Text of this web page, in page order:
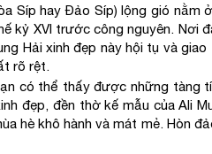
Síp hay Đảo Síp) lộng gió
kỷ XVI trước công nguyên. Nơi
Hải xinh đẹp này hội tụ và
rõ rệt.
có thể thấy được những tàng
đẹp, đền thờ kế mẫu của Ali
hè khô hành và mát mẻ. Hòn